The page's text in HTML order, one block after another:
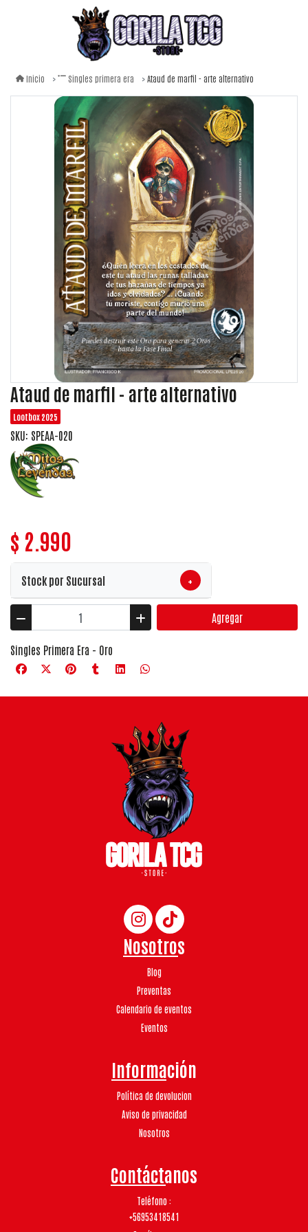
Inicio Singles primera era Ataud de marfil - arte alternativo
Ataud de marfil - arte alternativo
Lootbox 2025
SKU: SPEAA-020
$ 2.990
Stock por Sucursal +
Agregar
Singles Primera Era - Oro
Nosotros
Blog
Preventas
Calendario de eventos
Eventos
Información
Política de devolucion
Aviso de privacidad
Nosotros
Contáctanos
Teléfono
+56953418541